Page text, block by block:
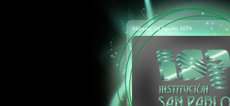
Sábado, 08 Agosto 2026